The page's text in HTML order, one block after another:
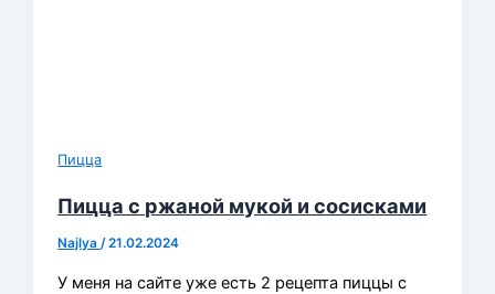
Пицца
Пицца с ржаной мукой и сосисками
Najlya/21.02.2024
У меня на сайте уже есть 2 рецепта пиццы с